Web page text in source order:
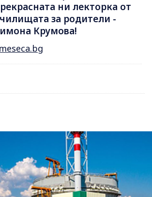
ни лекторка от
за родители -
Крумова!